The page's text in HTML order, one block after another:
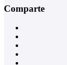
Comparte